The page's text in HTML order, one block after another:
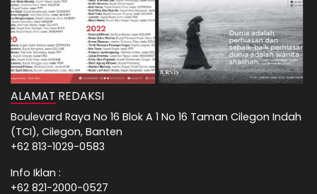
ALAMAT REDAKSI
Boulevard Raya No 16 Blok A 1 No 16 Taman Cilegon Indah
(TCI), Cilegon, Banten
+62 813-1029-0583
Info Iklan :
+62 821-2000-0527